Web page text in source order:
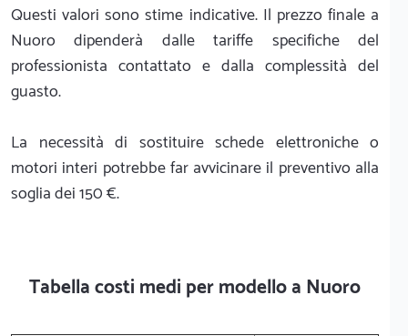
Questi valori sono stime indicative. Il prezzo finale a
Nuoro dipenderà dalle tariffe specifiche del
professionista contattato e dalla complessità del
guasto.
La necessità di sostituire schede elettroniche o
motori interi potrebbe far avvicinare il preventivo alla
soglia dei 150 €.
Tabella costi medi per modello a Nuoro